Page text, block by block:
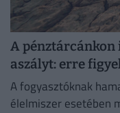
A
aszályt: erre
A fogyasztóknak
élelmiszer esetében